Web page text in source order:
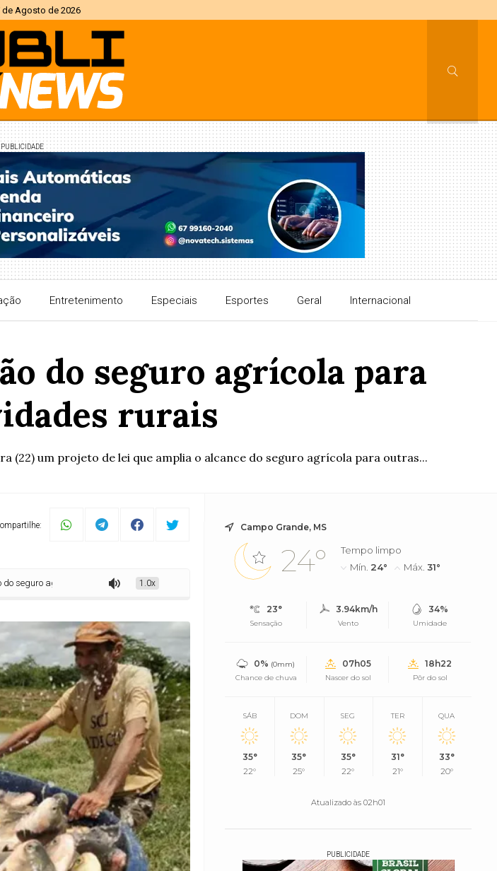
de Agosto de 2026
PUBLICIDADE
Entretenimento Especiais Esportes Geral Internacional
do seguro agrícola para
rurais
(22) um projeto de lei que amplia o alcance do seguro agrícola para outras...
agrícola para outras atividades rurais
1.0x
Campo Grande, MS
24°
Tempo limpo
Mín. 24° Máx.31°
23°
Sensação
3.94km/h
Vento
34%
Umidade
0% (0mm)
Chance de chuva
07h05
Nascer do sol
18h22
Pôr do sol
SÁB
35°
22°
DOM
35°
25°
SEG
35°
22°
TER
31°
21°
QUA
33°
20°
Atualizado às 02h01
PUBLICIDADE